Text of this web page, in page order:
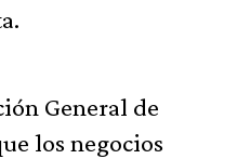
General de
los negocios